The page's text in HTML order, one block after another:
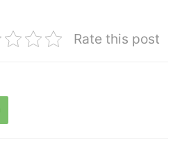
Rate this post